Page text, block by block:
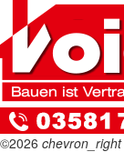
©2026 chevron_right